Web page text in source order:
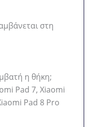
στη
η θήκη;
Pad 7, Xiaomi
Pad 8 Pro